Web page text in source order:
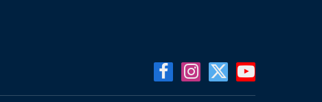
FacebookInstagram
X
(Twitter)
YouTube